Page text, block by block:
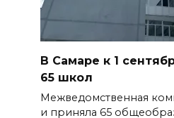
В Самаре к 1
65 школ
Межведомственная
и приняла 65